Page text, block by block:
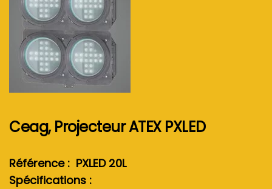
Ceag, Projecteur ATEX PXLED
Référence : PXLED 20L
Spécifications :